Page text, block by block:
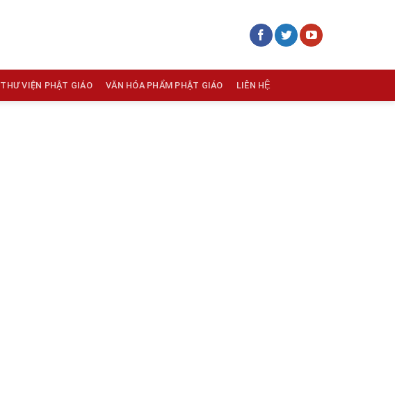
THƯ VIỆN PHẬT GIÁO VĂN HÓA PHẨM PHẬT GIÁO LIÊN HỆ